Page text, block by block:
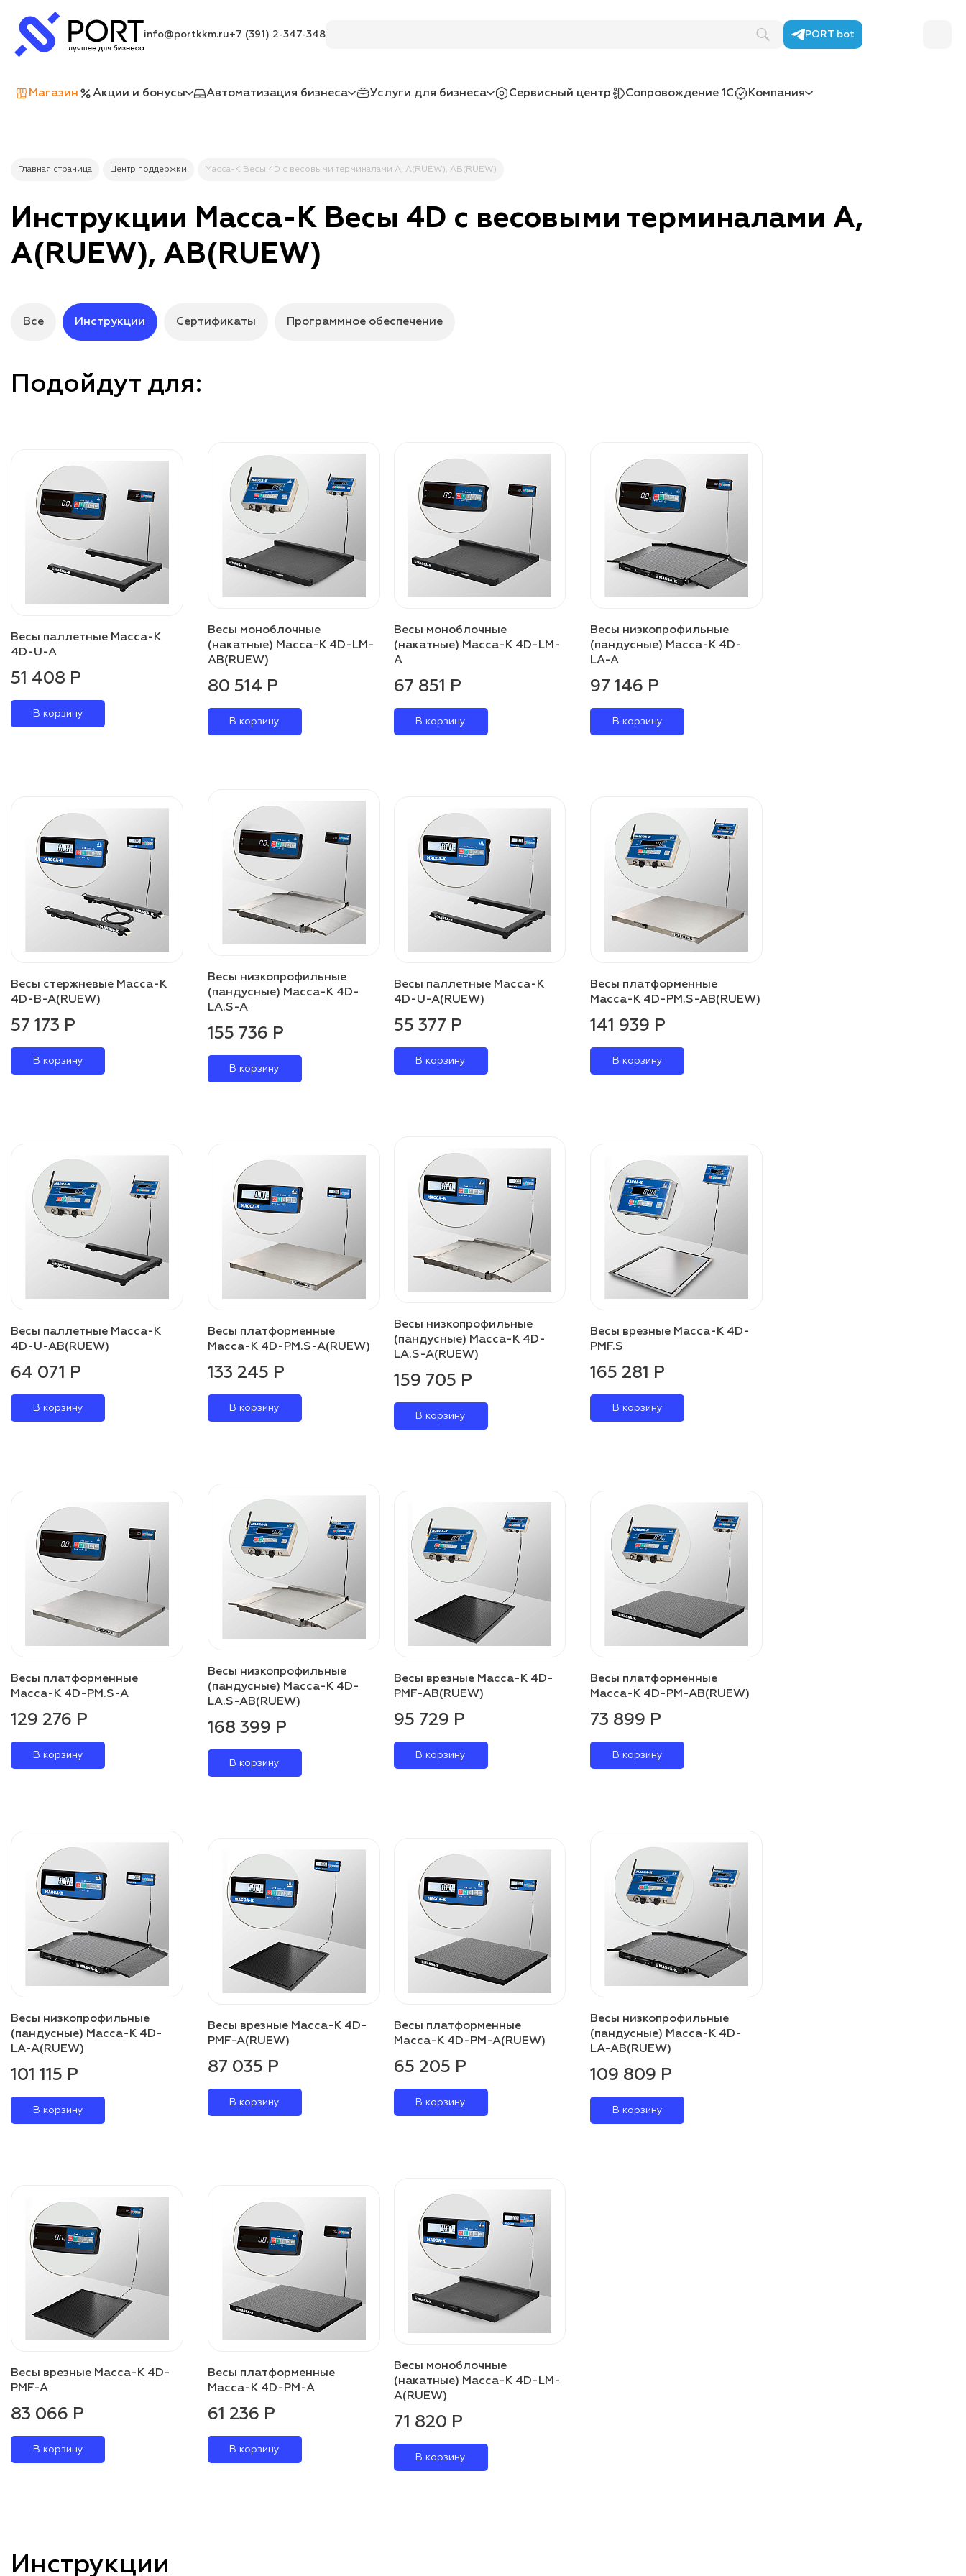
info@portkkm.ru+7 (391) 2-347-348 PORT bot
Магазин Акции и бонусы Автоматизация бизнеса Услуги для бизнеса Сервисный центр Сопровождение 1С Компания
Главная страница Центр поддержки Масса-К Весы 4D с весовыми терминалами A, A(RUEW), AB(RUEW)
Инструкции Масса-К Весы 4D с весовыми терминалами A,
A(RUEW), AB(RUEW)
Все Инструкции Сертификаты Программное обеспечение
Подойдут для:
Весы паллетные Масса-К
4D-U-A
51 408 Р
В корзину
Весы моноблочные
(накатные) Масса-К 4D-LM-
AB(RUEW)
80 514 Р
В корзину
Весы моноблочные
(накатные) Масса-К 4D-LM-
A
67 851 Р
В корзину
Весы низкопрофильные
(пандусные) Масса-К 4D-
LA-A
97 146 Р
В корзину
Весы стержневые Масса-К
4D-B-A(RUEW)
57 173 Р
В корзину
Весы низкопрофильные
(пандусные) Масса-К 4D-
LA.S-A
155 736 Р
В корзину
Весы паллетные Масса-К
4D-U-A(RUEW)
55 377 Р
В корзину
Весы платформенные
Масса-К 4D-PM.S-AB(RUEW)
141 939 Р
В корзину
Весы паллетные Масса-К
4D-U-AB(RUEW)
64 071 Р
В корзину
Весы платформенные
Масса-К 4D-PM.S-A(RUEW)
133 245 Р
В корзину
Весы низкопрофильные
(пандусные) Масса-К 4D-
LA.S-A(RUEW)
159 705 Р
В корзину
Весы врезные Масса-К 4D-
PMF.S
165 281 Р
В корзину
Весы платформенные
Масса-К 4D-PM.S-A
129 276 Р
В корзину
Весы низкопрофильные
(пандусные) Масса-К 4D-
LA.S-AB(RUEW)
168 399 Р
В корзину
Весы врезные Масса-К 4D-
PMF-AB(RUEW)
95 729 Р
В корзину
Весы платформенные
Масса-К 4D-PM-AB(RUEW)
73 899 Р
В корзину
Весы низкопрофильные
(пандусные) Масса-К 4D-
LA-A(RUEW)
101 115 Р
В корзину
Весы врезные Масса-К 4D-
PMF-A(RUEW)
87 035 Р
В корзину
Весы платформенные
Масса-К 4D-PM-A(RUEW)
65 205 Р
В корзину
Весы низкопрофильные
(пандусные) Масса-К 4D-
LA-AB(RUEW)
109 809 Р
В корзину
Весы врезные Масса-К 4D-
PMF-A
83 066 Р
В корзину
Весы платформенные
Масса-К 4D-PM-A
61 236 Р
В корзину
Весы моноблочные
(накатные) Масса-К 4D-LM-
A(RUEW)
71 820 Р
В корзину
Инструкции